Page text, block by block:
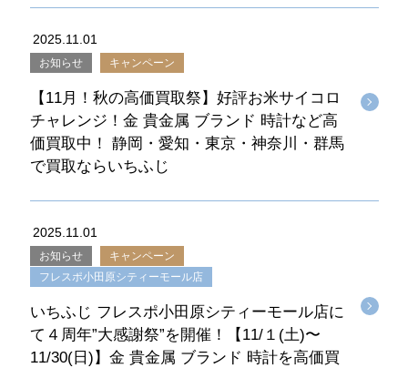
2025.11.01
お知らせ キャンペーン
【11月！秋の高価買取祭】好評お米サイコロ
チャレンジ！金 貴金属 ブランド 時計など高
価買取中！ 静岡・愛知・東京・神奈川・群馬
で買取ならいちふじ
2025.11.01
お知らせ
キャンペーン
フレスポ小田原シティーモール店
いちふじ フレスポ小田原シティーモール店に
て４周年”大感謝祭”を開催！【11/１(土)〜
11/30(日)】金 貴金属 ブランド 時計を高価買